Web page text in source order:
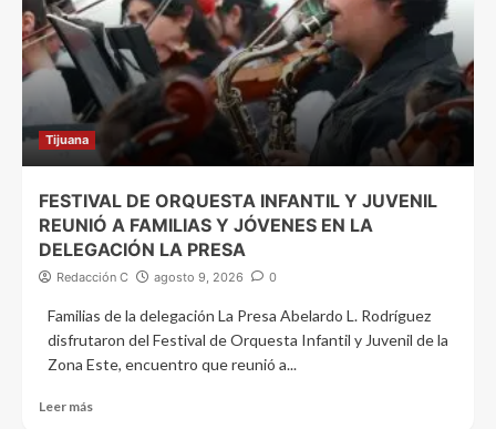
Tijuana
FESTIVAL DE ORQUESTA INFANTIL Y JUVENIL
REUNIÓ A FAMILIAS Y JÓVENES EN LA
DELEGACIÓN LA PRESA
Redacción C agosto 9, 2026 0
Familias de la delegación La Presa Abelardo L. Rodríguez
disfrutaron del Festival de Orquesta Infantil y Juvenil de la
Zona Este, encuentro que reunió a...
Leer más